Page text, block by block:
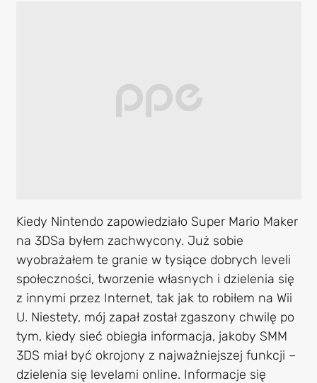
Kiedy Nintendo zapowiedziało Super Mario Maker
na 3DSa byłem zachwycony. Już sobie
wyobrażałem te granie w tysiące dobrych leveli
społeczności, tworzenie własnych i dzielenia się
z innymi przez Internet, tak jak to robiłem na Wii
U. Niestety, mój zapał został zgaszony chwilę po
tym, kiedy sieć obiegła informacja, jakoby SMM
3DS miał być okrojony z najważniejszej funkcji –
dzielenia się levelami online. Informacje się